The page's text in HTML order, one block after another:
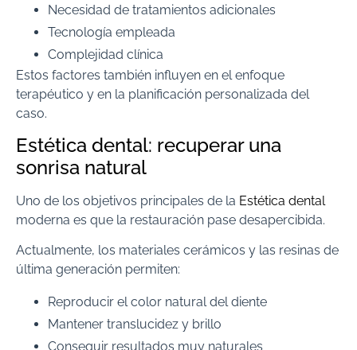
Necesidad de tratamientos adicionales
Tecnología empleada
Complejidad clínica
Estos factores también influyen en el enfoque
terapéutico y en la planificación personalizada del
caso.
Estética dental: recuperar una
sonrisa natural
Uno de los objetivos principales de la Estética dental
moderna es que la restauración pase desapercibida.
Actualmente, los materiales cerámicos y las resinas de
última generación permiten:
Reproducir el color natural del diente
Mantener translucidez y brillo
Conseguir resultados muy naturales